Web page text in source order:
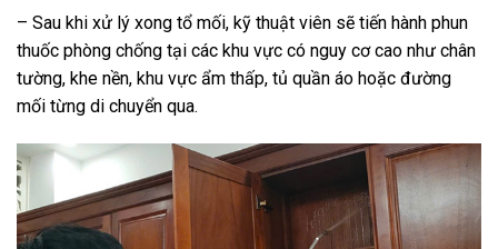
– Sau khi xử lý xong tổ mối, kỹ thuật viên sẽ tiến hành phun
thuốc phòng chống tại các khu vực có nguy cơ cao như chân
tường, khe nền, khu vực ẩm thấp, tủ quần áo hoặc đường
mối từng di chuyển qua.